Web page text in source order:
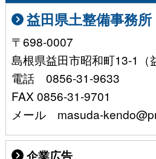
益田県土整備事務所
〒698-0007
島根県益田市昭和町13-1（
電話 0856-31-9633
FAX 0856-31-9701
メール masuda-
企業広告